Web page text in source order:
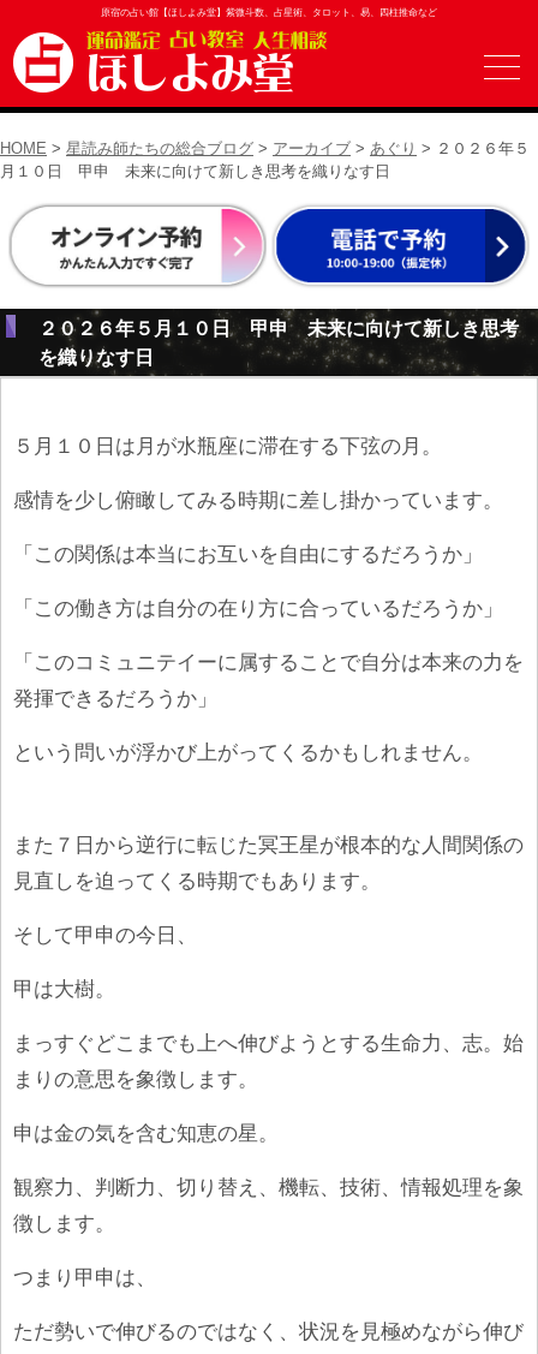
原宿の占い館【ほしよみ堂】紫微斗数、占星術、タロット、易、四柱推命など
HOME > 星読み師たちの総合ブログ > アーカイブ > あぐり > ２０２６年５
月１０日 甲申 未来に向けて新しき思考を織りなす日
２０２６年５月１０日 甲申 未来に向けて新しき思考
を織りなす日
５月１０日は月が水瓶座に滞在する下弦の月。
感情を少し俯瞰してみる時期に差し掛かっています。
「この関係は本当にお互いを自由にするだろうか」
「この働き方は自分の在り方に合っているだろうか」
「このコミュニテイーに属することで自分は本来の力を
発揮できるだろうか」
という問いが浮かび上がってくるかもしれません。
また７日から逆行に転じた冥王星が根本的な人間関係の
見直しを迫ってくる時期でもあります。
そして甲申の今日、
甲は大樹。
まっすぐどこまでも上へ伸びようとする生命力、志。始
まりの意思を象徴します。
申は金の気を含む知恵の星。
観察力、判断力、切り替え、機転、技術、情報処理を象
徴します。
つまり甲申は、
ただ勢いで伸びるのではなく、状況を見極めながら伸び